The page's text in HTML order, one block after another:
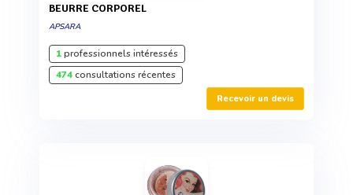
BEURRE CORPOREL
APSARA
1professionnels intéressés
474consultations récentes
Recevoir un devis